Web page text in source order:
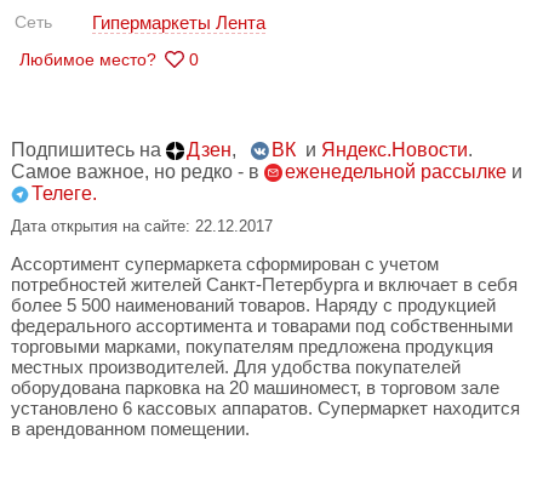
Сеть Гипермаркеты Лента
Любимое место? 0
Подпишитесь на Дзен, ВК и Яндекс.Новости.
Самое важное, но редко - в
еженедельной рассылке и
Телеге.
Дата открытия на сайте: 22.12.2017
Ассортимент супермаркета сформирован с учетом
потребностей жителей Санкт-Петербурга и включает в себя
более 5 500 наименований товаров. Наряду с продукцией
федерального ассортимента и товарами под собственными
торговыми марками, покупателям предложена продукция
местных производителей. Для удобства покупателей
оборудована парковка на 20 машиномест, в торговом зале
установлено 6 кассовых аппаратов. Супермаркет находится
в арендованном помещении.